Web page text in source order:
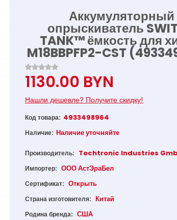
Аккумуляторный
опрыскиватель
TANK™ ёмкость для
M18BBPFP2-CST
1130.00 BYN
Нашли дешевле? Получите скидку!
Код товара: 4933498964
Наличие: Наличие уточняйте
Производитель: Techtronic Industries
Импортер: ООО АстЭраБел
Сертификат: Открыть
Страна изготовителя: Китай
Родина бренда: США